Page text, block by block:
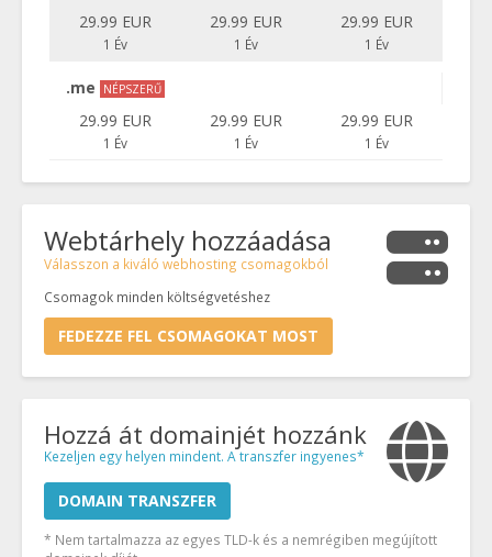
29.99 EUR
1 Év
29.99 EUR
1 Év
29.99 EUR
1 Év
.me NÉPSZERŰ
29.99 EUR
1 Év
29.99 EUR
1 Év
29.99 EUR
1 Év
Webtárhely hozzáadása
Válasszon a kiváló webhosting csomagokból
Csomagok minden költségvetéshez
FEDEZZE FEL CSOMAGOKAT MOST
Hozzá át domainjét hozzánk
Kezeljen egy helyen mindent. A transzfer ingyenes*
DOMAIN TRANSZFER
* Nem tartalmazza az egyes TLD-k és a nemrégiben megújított